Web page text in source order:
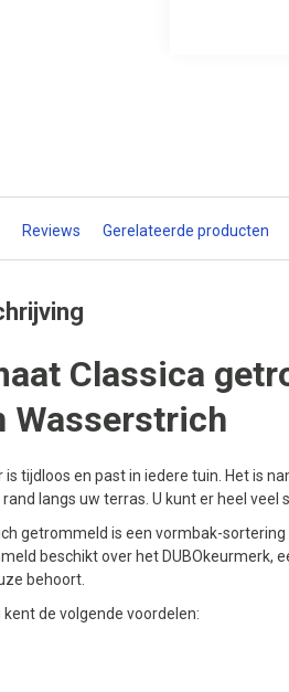
Reviews Gerelateerde producten
Classica
Wasserstrich
is tijdloos en past in iedere tuin. Het is
langs uw terras. U kunt er heel veel
getrommeld is een vormbak-
beschikt over het DUBOkeurmerk,
behoort.
de volgende voordelen: